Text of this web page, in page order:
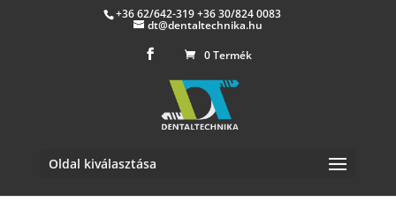
+36 62/642-319 +36 30/824 0083
dt@dentaltechnika.hu
0 Termék
Oldal kiválasztása